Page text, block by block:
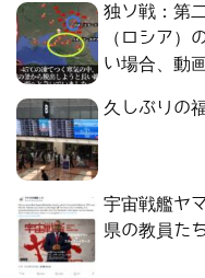
独ソ戦：第
（ロシア）
い場合、動
久しぶりの
宇宙戦艦ヤ
県の教員た